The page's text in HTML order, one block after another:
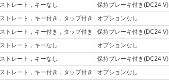
ストレート，キーなし
保持ブレーキ付き(DC24 V)
ストレート，キー付き，タップ付き
オプションなし
ストレート，キー付き，タップ付き
保持ブレーキ付き(DC24 V)
ストレート，キーなし
オプションなし
ストレート，キーなし
保持ブレーキ付き(DC24 V)
ストレート，キー付き，タップ付き
オプションなし